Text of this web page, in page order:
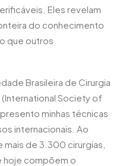
Eles revelam
do conhecimento
que outros
Brasileira de Cirurgia
(International Society of
minhas técnicas
internacionais. Ao
de 3.300 cirurgias,
compõem o